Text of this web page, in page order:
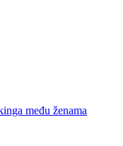
među ženama